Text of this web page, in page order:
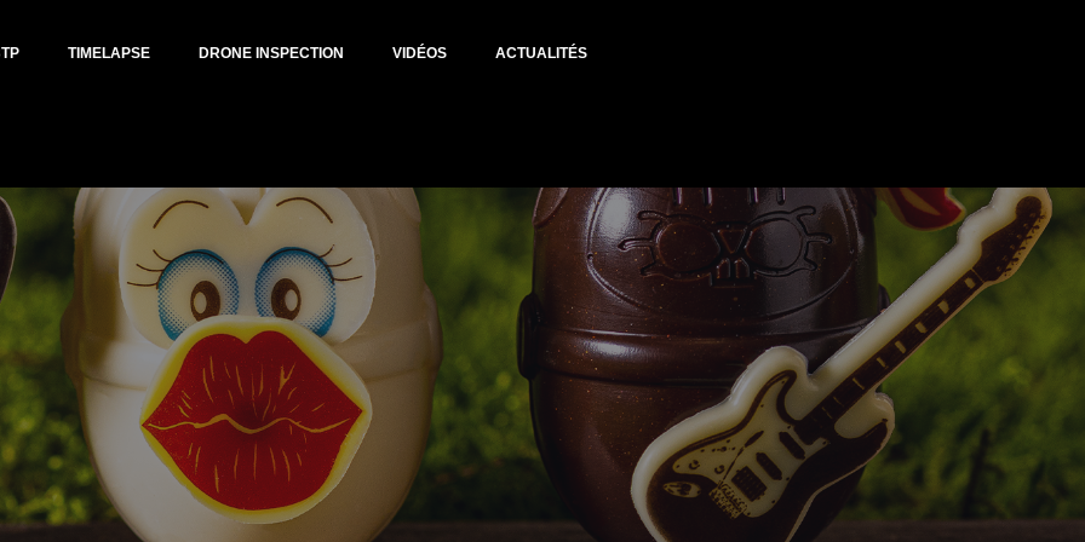
TIMELAPSE DRONE INSPECTION VIDÉOS ACTUALITÉS